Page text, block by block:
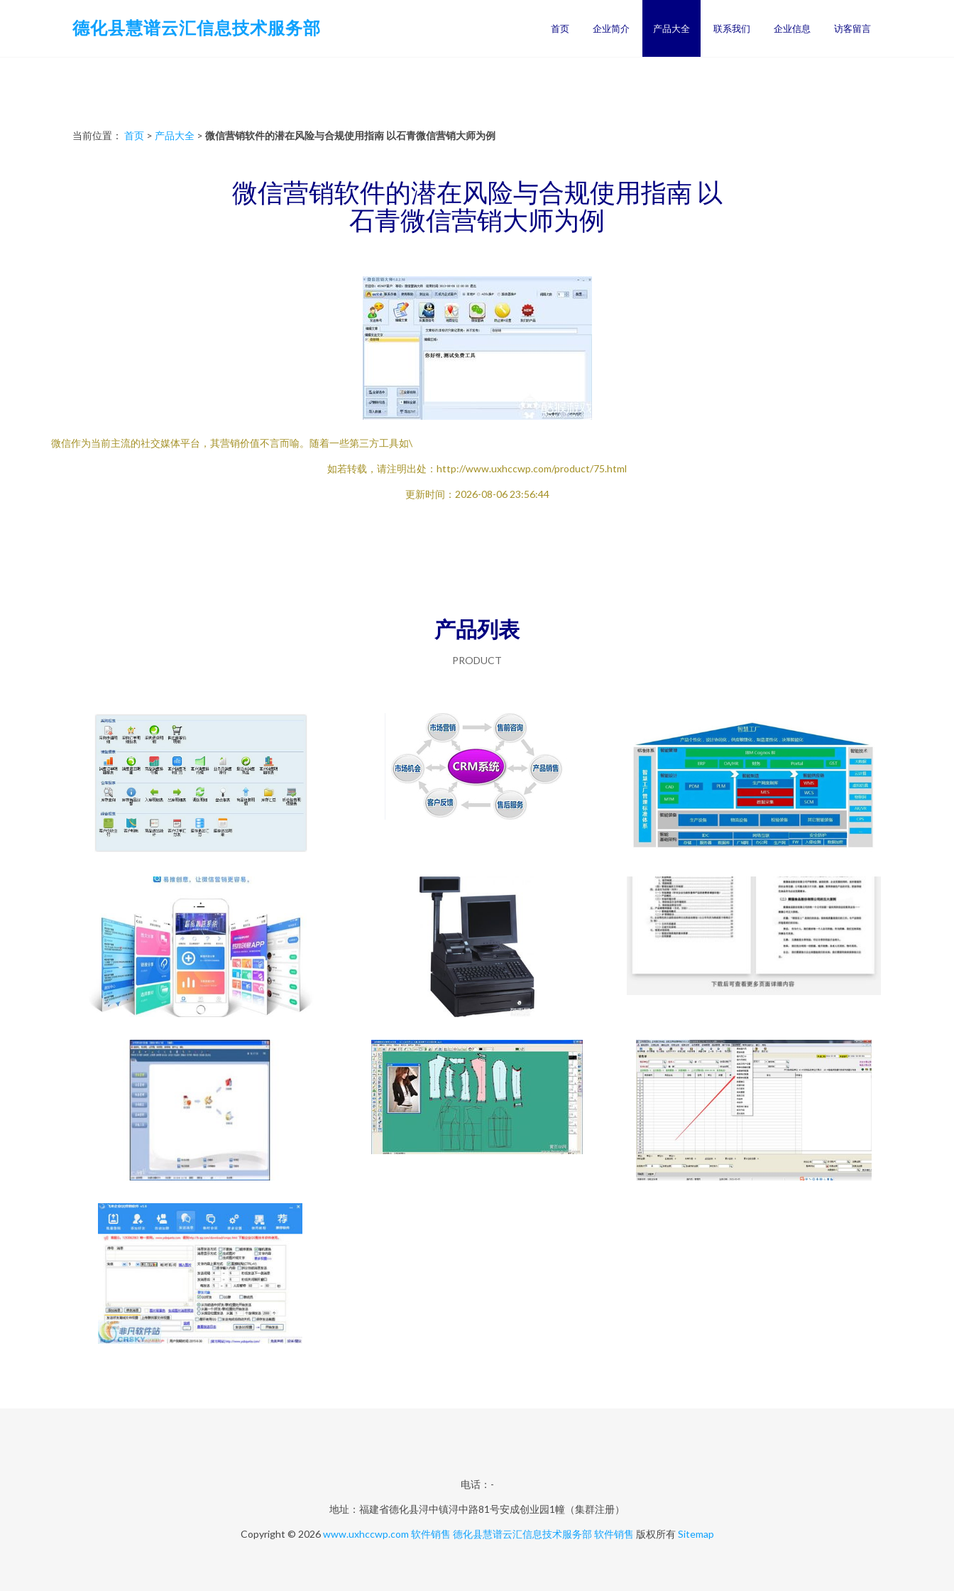
德化县慧谱云汇信息技术服务部 首页 企业简介 产品大全 联系我们 企业信息 访客留言
当前位置： 首页 > 产品大全 > 微信营销软件的潜在风险与合规使用指南 以石青微信营销大师为例
微信营销软件的潜在风险与合规使用指南 以
石青微信营销大师为例
微信作为当前主流的社交媒体平台，其营销价值不言而喻。随着一些第三方工具如\
如若转载，请注明出处：http://www.uxhccwp.com/product/75.html
更新时间：2026-08-06 23:56:44
产品列表
PRODUCT
电话：-
地址：福建省德化县浔中镇浔中路81号安成创业园1幢（集群注册）
Copyright © 2026www.uxhccwp.com 软件销售 德化县慧谱云汇信息技术服务部 软件销售 版权所有Sitemap